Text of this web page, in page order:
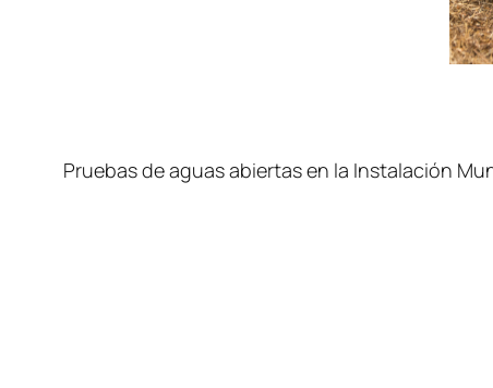
Pruebas de aguas abiertas en la Instalación